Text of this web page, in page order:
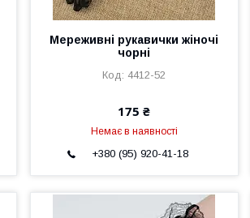
Мереживні рукавички жіночі
чорні
4412-52
175 ₴
Немає в наявності
+380 (95) 920-41-18